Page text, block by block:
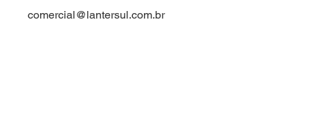
comercial@lantersul.com.br